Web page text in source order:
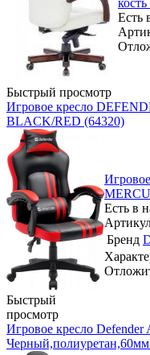
Быстрый просмотр
Есть
Игровое кресло
BLACK/RED (64320)
Быстрый
просмотр
Есть в
Бренд
Игровое кресло Defender